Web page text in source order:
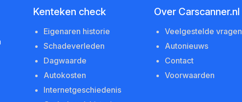
Kenteken check
Eigenaren historie
Schadeverleden
Dagwaarde
Autokosten
Internetgeschiedenis
Over Carscanner.nl
Veelgestelde vragen
Autonieuws
Contact
Voorwaarden